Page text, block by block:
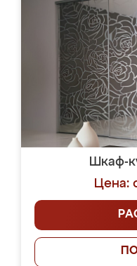
Шкаф-
Цена: